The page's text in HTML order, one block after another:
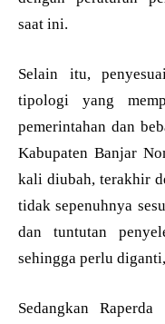
saat ini.
Selain itu,
tipologi yang
pemerintahan dan
Kabupaten Banjar
kali diubah, terakhir
tidak sepenuhnya
dan tuntutan
sehingga perlu
Sedangkan Raperda